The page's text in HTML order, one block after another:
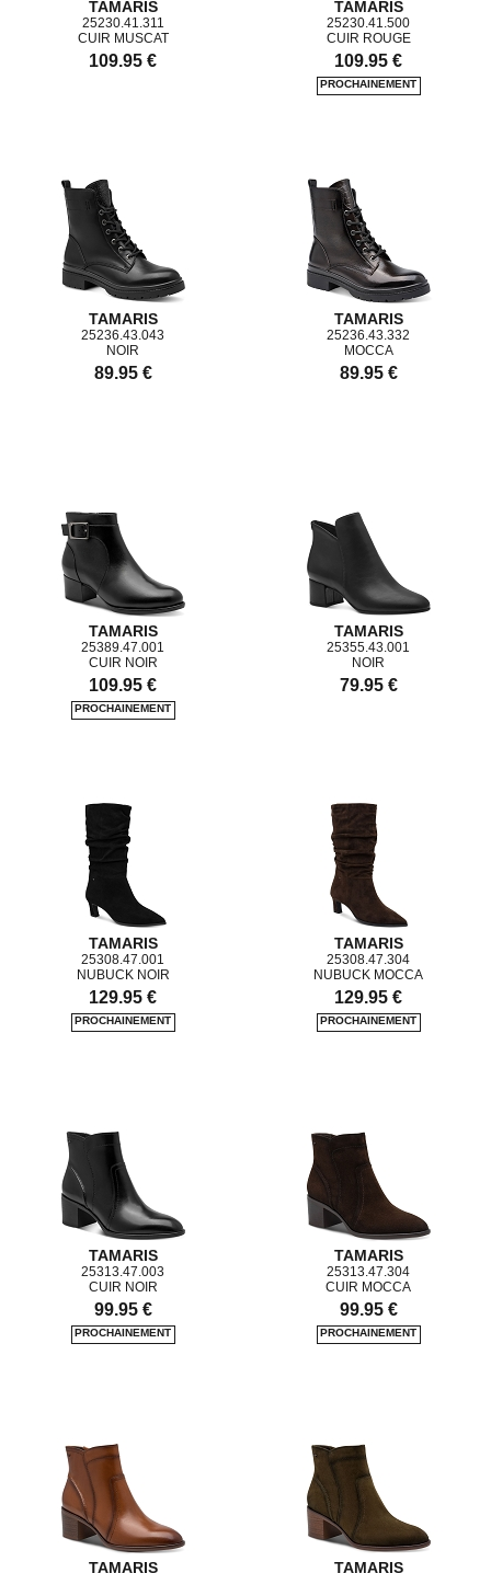
TAMARIS
25230.41.311
CUIR MUSCAT
109.95 €
TAMARIS
25230.41.500
CUIR ROUGE
109.95 €
TAMARIS
25236.43.043
NOIR
89.95 €
TAMARIS
25236.43.332
MOCCA
89.95 €
TAMARIS
25389.47.001
CUIR NOIR
109.95 €
TAMARIS
25355.43.001
NOIR
79.95 €
TAMARIS
25308.47.001
NUBUCK NOIR
129.95 €
TAMARIS
25308.47.304
NUBUCK MOCCA
129.95 €
TAMARIS
25313.47.003
CUIR NOIR
99.95 €
TAMARIS
25313.47.304
CUIR MOCCA
99.95 €
TAMARIS TAMARIS